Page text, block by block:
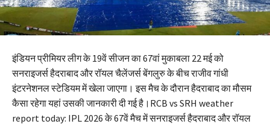
इंडियन प्रीमियर लीग के 19वें सीजन का 67वां मुकाबला 22 मई को
सनराइजर्स हैदराबाद और रॉयल चैलेंजर्स बेंगलुरु के बीच राजीव गांधी
इंटरनेशनल स्टेडियम में खेला जाएगा। इस मैच के दौरान हैदराबाद का मौसम
कैसा रहेगा यहां उसकी जानकारी दी गई है।RCB vs SRH weather
report today: IPL 2026 के 67वें मैच में सनराइजर्स हैदराबाद और रॉयल